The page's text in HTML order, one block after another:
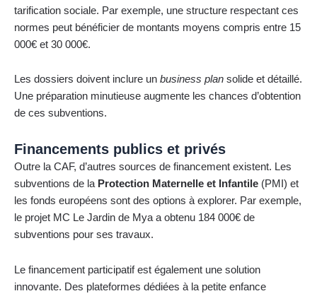
tarification sociale. Par exemple, une structure respectant ces
normes peut bénéficier de montants moyens compris entre 15
000€ et 30 000€.
Les dossiers doivent inclure un business plan solide et détaillé.
Une préparation minutieuse augmente les chances d’obtention
de ces subventions.
Financements publics et privés
Outre la CAF, d’autres sources de financement existent. Les
subventions de la Protection Maternelle et Infantile (PMI) et
les fonds européens sont des options à explorer. Par exemple,
le projet MC Le Jardin de Mya a obtenu 184 000€ de
subventions pour ses travaux.
Le financement participatif est également une solution
innovante. Des plateformes dédiées à la petite enfance